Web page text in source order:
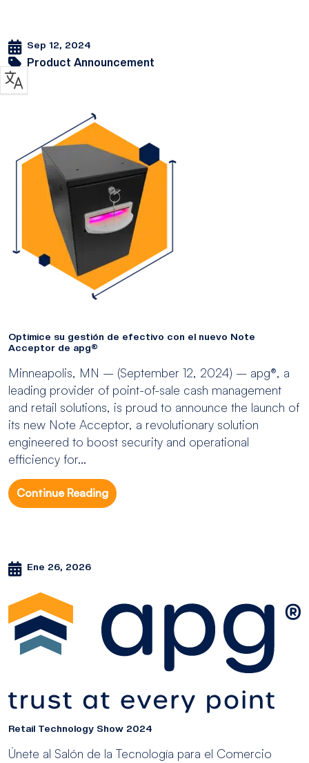
Sep 12, 2024
Product Announcement
Optimice su gestión de efectivo con el nuevo Note
Acceptor de apg®
Minneapolis, MN – (September 12, 2024) – apg®, a
leading provider of point-of-sale cash management
and retail solutions, is proud to announce the launch of
its new Note Acceptor, a revolutionary solution
engineered to boost security and operational
efficiency for...
Continue Reading
Ene 26, 2026
Retail Technology Show 2024
Únete al Salón de la Tecnología para el Comercio